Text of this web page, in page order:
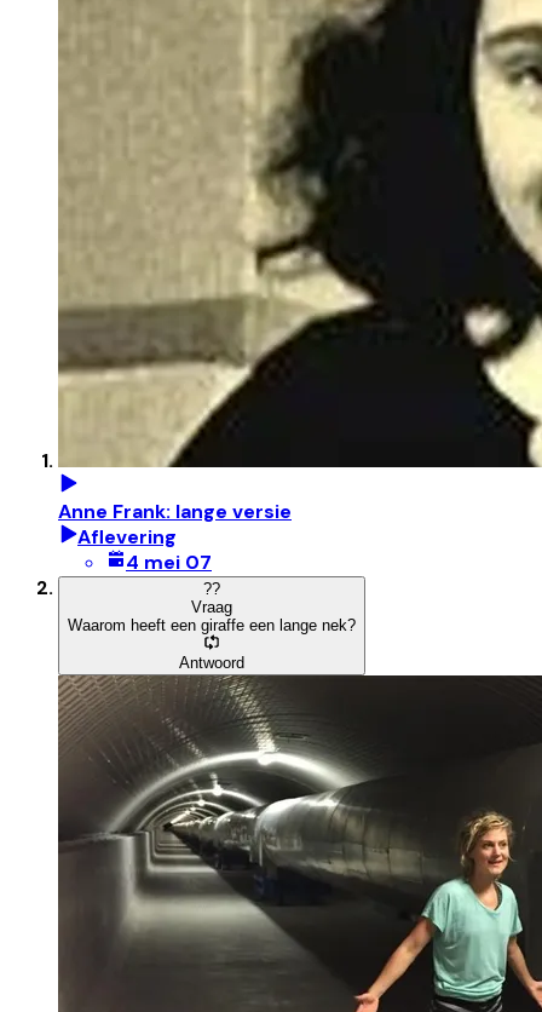
Anne Frank: lange versie
Aflevering
4 mei 07
??
Vraag
Waarom heeft een giraffe een lange nek?
Antwoord